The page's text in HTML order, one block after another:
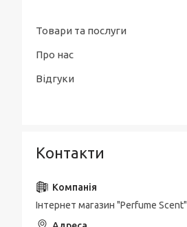
Товари та послуги
Про нас
Відгуки
Контакти
Інтернет магазин "Perfume Scent"